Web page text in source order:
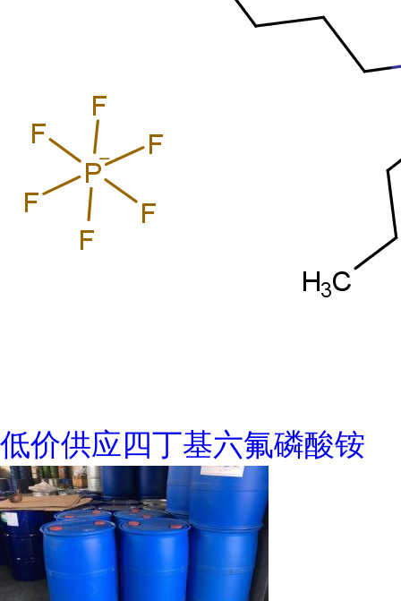
低价供应四丁基六氟磷酸铵